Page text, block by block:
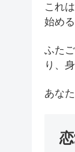
これ
始め
ふた
り、
あな